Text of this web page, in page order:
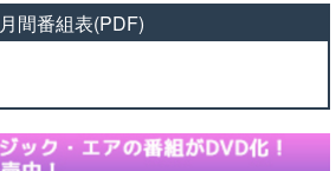
月間番組表(PDF)